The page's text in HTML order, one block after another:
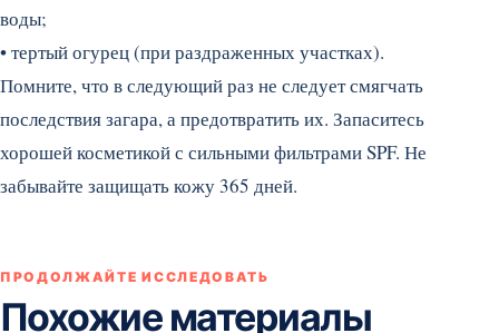
воды;
• тертый огурец (при раздраженных участках).
Помните, что в следующий раз не следует смягчать
последствия загара, а предотвратить их. Запаситесь
хорошей косметикой с сильными фильтрами SPF. Не
забывайте защищать кожу 365 дней.
ПРОДОЛЖАЙТЕ ИССЛЕДОВАТЬ
Похожие материалы